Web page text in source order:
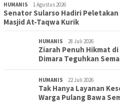
HUMANIS 1 Agustus 2026
Senator Sularso Hadiri
Masjid At-Taqwa Kurik
HUMANIS 28 Juli 2026
Ziarah Penuh Hikmat
Dimara Teguhkan
HUMANIS 22 Juli 2026
Tak Hanya Layanan
Warga Pulang Bawa